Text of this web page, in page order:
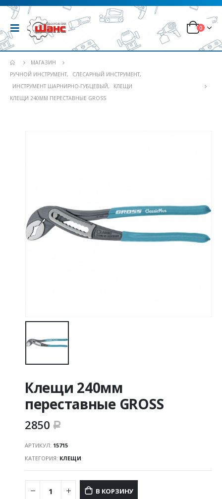
0
МАГАЗИН
РУЧНОЙ ИНСТРУМЕНТ, СЛЕСАРНЫЙ ИНСТРУМЕНТ,
ИНСТРУМЕНТ ШАРНИРНО-ГУБЦЕВЫЙ,
КЛЕЩИ
КЛЕЩИ 240ММ ПЕРЕСТАВНЫЕ GROSS
Клещи 240мм
переставные GROSS
2850 Р
АРТИКУЛ: 15715
КАТЕГОРИЯ: КЛЕЩИ
В КОРЗИНУ